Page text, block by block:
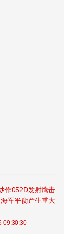
作052D发射鹰击
军平衡产生重大
09:30:30